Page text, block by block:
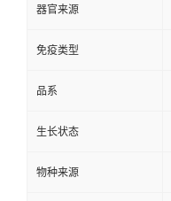
器官来源
免疫类型
品系
生长状态
物种来源